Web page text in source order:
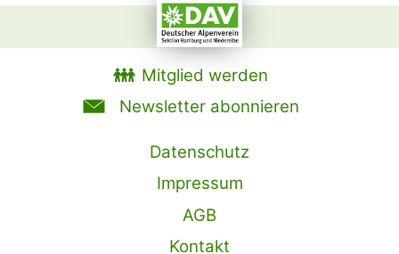
Mitglied werden
Newsletter abonnieren
Datenschutz
Impressum
AGB
Kontakt